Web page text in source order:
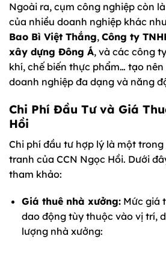
Ngoài ra, cụm công nghiệp còn
của nhiều doanh nghiệp khác
Bao Bì Việt Thắng, Công ty
xây dựng Đông Á, và các công
khí, chế biến thực phẩm… tạo
doanh nghiệp đa dạng và năng
Chi Phí Đầu Tư và Giá
Hồi
Chi phí đầu tư hợp lý là một
tranh của CCN Ngọc Hồi. Dưới
tham khảo:
Giá thuê nhà xưởng:Mức giá
dao động tùy thuộc vào vị trí,
lượng nhà xưởng: